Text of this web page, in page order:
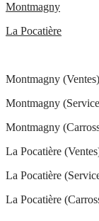
Montmagny
La Pocatière
Montmagny
Montmagny
Montmagny
La Pocatière
La Pocatière
La Pocatière